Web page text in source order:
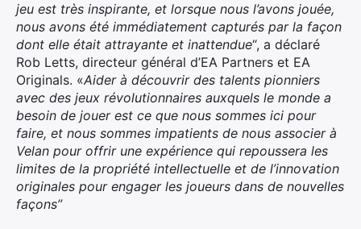
jeu est très inspirante, et lorsque nous l’avons jouée,
nous avons été immédiatement capturés par la façon
dont elle était attrayante et inattendue“, a déclaré
Rob Letts, directeur général d’EA Partners et EA
Originals. «Aider à découvrir des talents pionniers
avec des jeux révolutionnaires auxquels le monde a
besoin de jouer est ce que nous sommes ici pour
faire, et nous sommes impatients de nous associer à
Velan pour offrir une expérience qui repoussera les
limites de la propriété intellectuelle et de l’innovation
originales pour engager les joueurs dans de nouvelles
façons”